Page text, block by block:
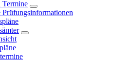
Termine